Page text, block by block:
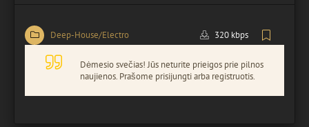
Deep-House/Electro 320 kbps
Dėmesio svečias! Jūs neturite prieigos prie pilnos
naujienos. Prašome prisijungti arba registruotis.